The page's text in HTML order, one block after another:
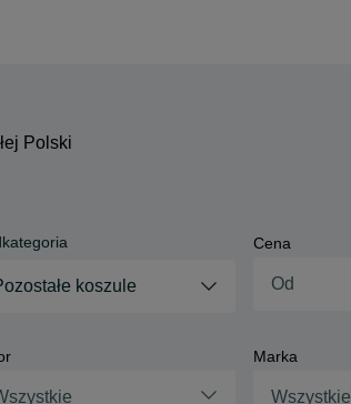
Polski
koszule
Cena
Marka
Wszystkie